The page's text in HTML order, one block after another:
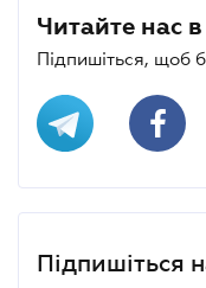
Читайте нас
Підпишіться, щоб
Підпишіться